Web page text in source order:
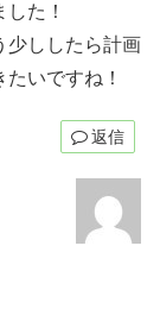
た！
少ししたら計画
いですね！
返信